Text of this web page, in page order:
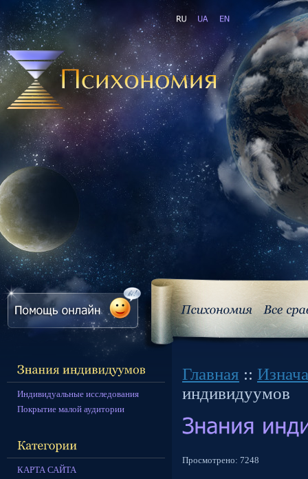
Индивидуальные исследования
Покрытие малой аудитории
КАРТА САЙТА
Главная ::
индивидуумов
Просмотрено: 7248